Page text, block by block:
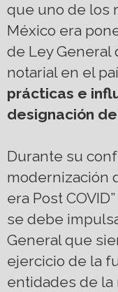
que uno de los
México era
de Ley
notarial en el
prácticas e
designación
Durante su
modernización
era Post
se debe
General que
ejercicio de la
entidades de